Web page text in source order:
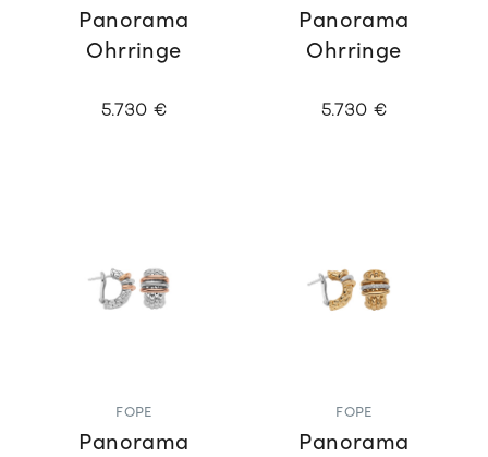
Panorama
Ohrringe
5.730 €
Panorama
Ohrringe
5.730 €
FOPE
Panorama
FOPE
Panorama